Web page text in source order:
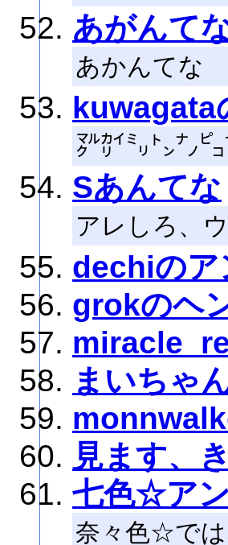
あがんて
あかんてな
kuwagata
㍆㌋㍉㌧㌨
Sあんてな
アレしろ、ウ
dechiのア
grokのヘ
まいちゃ
見ます、
七色☆ア
奈々色☆で